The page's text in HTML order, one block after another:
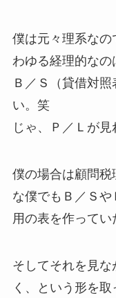
僕は元々理系な
わゆる経理的なの
Ｂ／Ｓ（貸借対
い。笑
じゃ、Ｐ／Ｌが見
僕の場合は顧問
な僕でもＢ／Ｓ
用の表を作ってい
そしてそれを見
く、という形を取